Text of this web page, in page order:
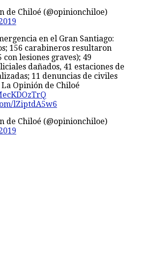
de Chiloé (@opinionchiloe)
en el Gran Santiago:
156 carabineros resultaron
con lesiones graves); 49
dañados, 41 estaciones de
11 denuncias de civiles
Opinión de Chiloé
lZiptdA5w6
de Chiloé (@opinionchiloe)